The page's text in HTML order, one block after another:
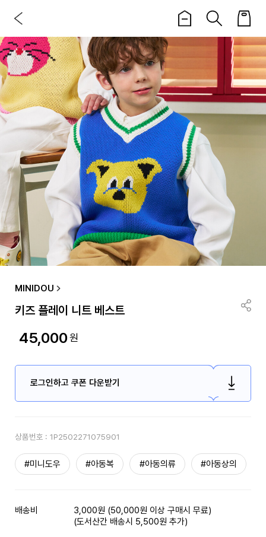
MINIDOU
키즈 플레이 니트 베스트
45,000원
로그인하고 쿠폰 다운받기
상품번호 : 1P2502271075901
#미니도우 #아동복 #아동의류 #아동상의
배송비
3,000원 (50,000원 이상 구매시 무료)
(도서산간 배송시 5,500원 추가)